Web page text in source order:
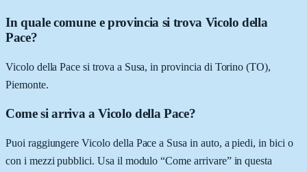
In quale comune e provincia si trova Vicolo della
Pace?
Vicolo della Pace si trova a Susa, in provincia di Torino (TO),
Piemonte.
Come si arriva a Vicolo della Pace?
Puoi raggiungere Vicolo della Pace a Susa in auto, a piedi, in bici o
con i mezzi pubblici. Usa il modulo “Come arrivare” in questa